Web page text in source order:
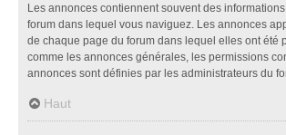
Les annonces contiennent souvent des
forum dans lequel vous naviguez. Les annonces
de chaque page du forum dans lequel elles ont été
comme les annonces générales, les permissions
annonces sont définies par les administrateurs du
Haut